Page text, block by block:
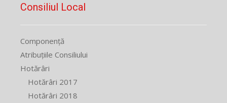
Consiliul Local
Componență
Atribuțiile Consiliului
Hotărâri
Hotărâri 2017
Hotărâri 2018